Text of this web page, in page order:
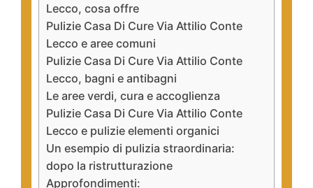
Lecco, cosa offre
Pulizie Casa Di Cure Via Attilio Conte
Lecco e aree comuni
Pulizie Casa Di Cure Via Attilio Conte
Lecco, bagni e antibagni
Le aree verdi, cura e accoglienza
Pulizie Casa Di Cure Via Attilio Conte
Lecco e pulizie elementi organici
Un esempio di pulizia straordinaria:
dopo la ristrutturazione
Approfondimenti: